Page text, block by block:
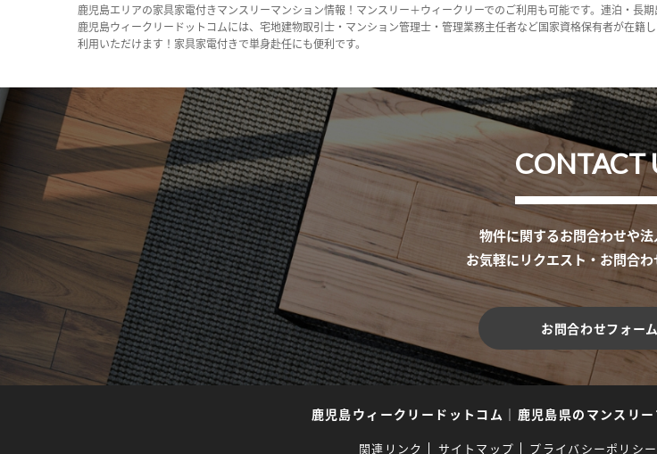
鹿児島エリアの家具家電付きマンスリーマンション情報！マンスリー＋ウィークリーでのご利用も可能です。連泊・長
鹿児島ウィークリードットコムには、宅地建物取引士・マンション管理士・管理業務主任者など国家資格保有者が在
利用いただけます！家具家電付きで単身赴任にも便利です。
CONTACT
物件に関するお問合わせや法
お気軽にリクエスト・お問合わ
お問合わせフォーム
鹿児島ウィークリードットコム ｜ 鹿児島県のマンスリ
関連リンク サイトマップ プライバシーポリシー